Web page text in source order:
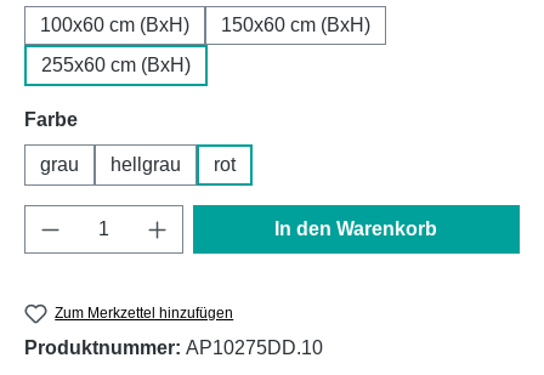
100x60 cm (BxH)
150x60 cm (BxH)
255x60 cm (BxH)
Farbeauswählen
grau hellgrau rot
Produkt Anzahl: Gib den gewünschten
In den Warenkorb
Zum Merkzettel hinzufügen
Produktnummer: AP10275DD.10